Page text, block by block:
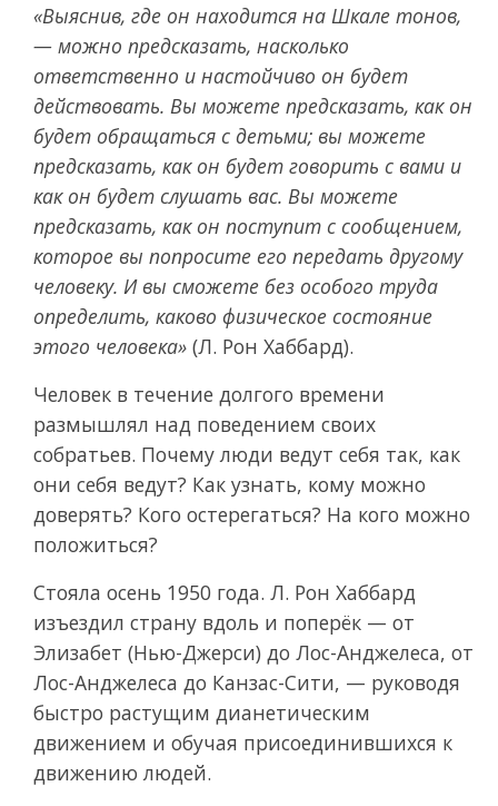
«Выяснив, где он находится на Шкале тонов,
— можно предсказать, насколько
ответственно и настойчиво он будет
действовать. Вы можете предсказать, как он
будет обращаться с детьми; вы можете
предсказать, как он будет говорить с вами и
как он будет слушать вас. Вы можете
предсказать, как он поступит с сообщением,
которое вы попросите его передать другому
человеку. И вы сможете без особого труда
определить, каково физическое состояние
этого человека» (Л. Рон Хаббард).
Человек в течение долгого времени
размышлял над поведением своих
собратьев. Почему люди ведут себя так, как
они себя ведут? Как узнать, кому можно
доверять? Кого остерегаться? На кого можно
положиться?
Стояла осень 1950 года. Л. Рон Хаббард
изъездил страну вдоль и поперёк — от
Элизабет (Нью-Джерси) до Лос-Анджелеса, от
Лос-Анджелеса до Канзас-Сити, — руководя
быстро растущим дианетическим
движением и обучая присоединившихся к
движению людей.